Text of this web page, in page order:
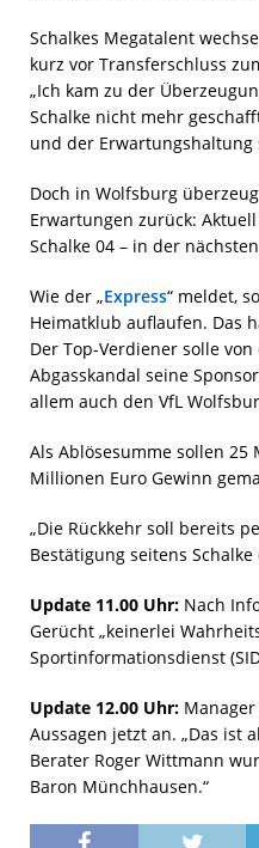
Schalkes Megatalent
kurz vor Transferschluss
„Ich kam zu der
Schalke nicht mehr
und der Erwartungshaltung
Doch in Wolfsburg
Erwartungen zurück:
Schalke 04 – in der
Wie der „Express“ meldet,
Heimatklub auflaufen. Das
Der Top-Verdiener solle
Abgasskandal seine
allem auch den VfL
Als Ablösesumme sollen 25
Millionen Euro Gewinn
„Die Rückkehr soll bereits
Bestätigung seitens
Update 11.00 Uhr: Nach
Gerücht „keinerlei
Sportinformationsdienst
Update 12.00 Uhr:
Aussagen jetzt an. „Das ist
Berater Roger Wittmann
Baron Münchhausen.“